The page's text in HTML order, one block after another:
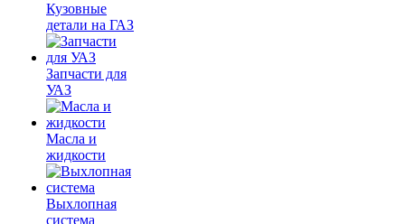
Кузовные
детали на ГАЗ
Запчасти для
УАЗ
Масла и
жидкости
Выхлопная
система